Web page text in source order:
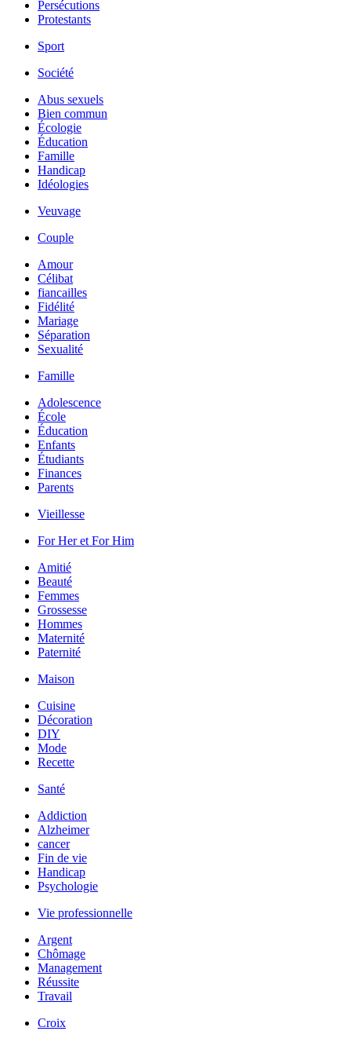
Persécutions
Protestants
Sport
Société
Abus sexuels
Bien commun
Écologie
Éducation
Famille
Handicap
Idéologies
Veuvage
Couple
Amour
Célibat
fiancailles
Fidélité
Mariage
Séparation
Sexualité
Famille
Adolescence
École
Éducation
Enfants
Étudiants
Finances
Parents
Vieillesse
For Her et For Him
Amitié
Beauté
Femmes
Grossesse
Hommes
Maternité
Paternité
Maison
Cuisine
Décoration
DIY
Mode
Recette
Santé
Addiction
Alzheimer
cancer
Fin de vie
Handicap
Psychologie
Vie professionnelle
Argent
Chômage
Management
Réussite
Travail
Croix